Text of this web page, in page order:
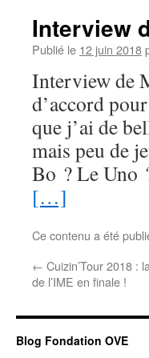
Interview
Publié le 12 juin 2018
Interview de
d’accord
que j’ai de
mais peu de
Bo ? Le Uno
[…]
Ce contenu a été
← Cuizin’Tour 2018 :
de l’IME en finale !
Blog Fondation OVE